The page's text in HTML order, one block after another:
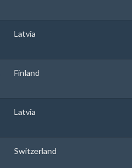
Latvia
Finland
Latvia
Switzerland